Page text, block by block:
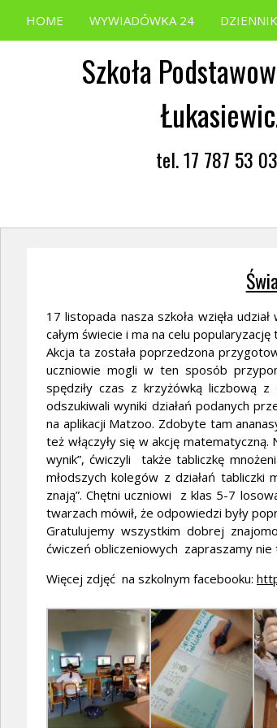
HOME WYWIADÓWKA 24
Szkoła
tel. 17 787 53
17 listopada nasza szkoła wzięła
całym świecie i ma na celu
Akcja ta została poprzedzona
uczniowie mogli w ten sposób
spędziły czas z krzyżówką liczbową
odszukiwali wyniki działań podanych
na aplikacji Matzoo. Zdobyte tam
też włączyły się w akcję
wynik”, ćwiczyli także tabliczkę
młodszych kolegów z działań tabliczki
znają”. Chętni uczniowi z klas 5-7
twarzach mówił, że odpowiedzi były
Gratulujemy wszystkim dobrej
ćwiczeń obliczeniowych zapraszamy
Więcej zdjęć na szkolnym facebooku: